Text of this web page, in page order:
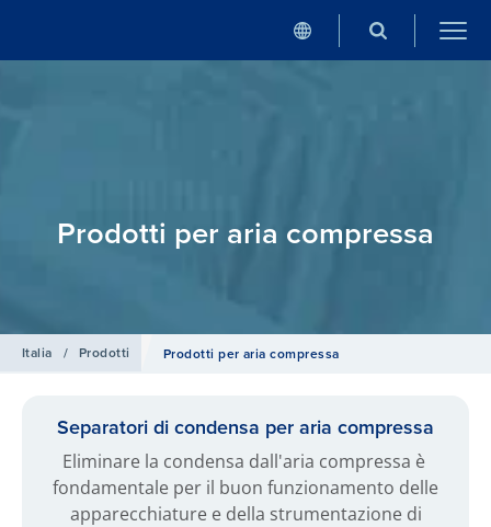
Prodotti per aria compressa
Italia / Prodotti Prodotti per aria compressa
Separatori di condensa per aria compressa
Eliminare la condensa dall'aria compressa è
fondamentale per il buon funzionamento delle
apparecchiature e della strumentazione di